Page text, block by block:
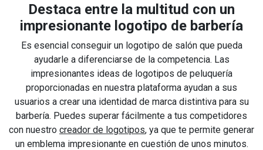
Destaca entre la multitud con un
impresionante logotipo de barbería
Es esencial conseguir un logotipo de salón que pueda
ayudarle a diferenciarse de la competencia. Las
impresionantes ideas de logotipos de peluquería
proporcionadas en nuestra plataforma ayudan a sus
usuarios a crear una identidad de marca distintiva para su
barbería. Puedes superar fácilmente a tus competidores
con nuestro creador de logotipos, ya que te permite generar
un emblema impresionante en cuestión de unos minutos.